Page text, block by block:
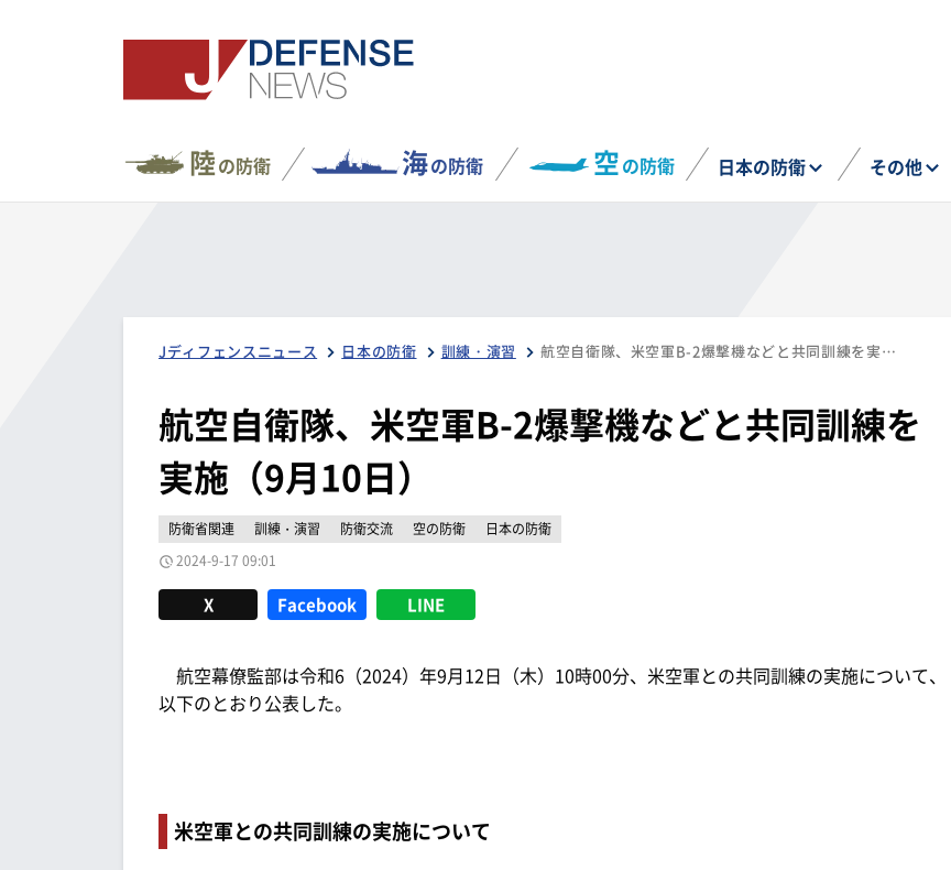
陸の防衛 海の防衛 空の防衛 日本の防衛 その他
Jディフェンスニュース 日本の防衛 訓練・演習 航空自衛隊、米空軍B-2爆撃機などと共同訓練を実施（9月10日）
航空自衛隊、米空軍B-2爆撃機などと共同訓練を
実施（9月10日）
防衛省関連 訓練・演習 防衛交流 空の防衛
日本の防衛
2024-9-17 09:01
X Facebook LINE
航空幕僚監部は令和6（2024）年9月12日（木）10時00分、米空軍との共同訓練の実施について、
以下のとおり公表した。
米空軍との共同訓練の実施について